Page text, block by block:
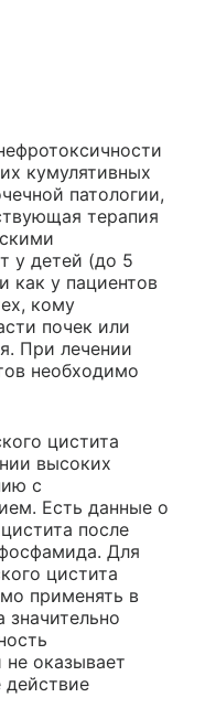
кумулятивных
патологии,
терапия
у детей (до 5
как у пациентов
кому
почек или
При лечении
необходимо
цистита
высоких
с
Есть данные о
после
Для
цистита
применять в
не оказывает
действие